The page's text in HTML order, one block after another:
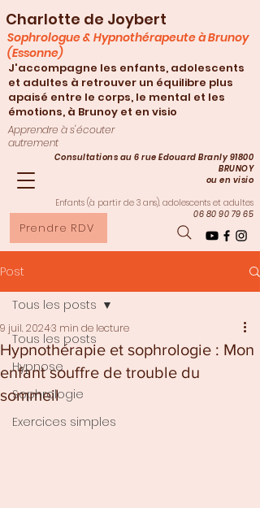
Charlotte de Joybert
Consultations au 6 rue Edouard Branly 91800
BRUNOY
ou en visio
Enfants (à partir de 3 ans), adolescents et adultes
06 80 90 79 65
Apprendre à s'écouter
autrement
Prendre RDV
Sophrologue & Hypnothérapeute à Brunoy
(Essonne)
J'accompagne les enfants, adolescents
et adultes à retrouver un équilibre plus
apaisé entre le corps, le mental et les
émotions, à Brunoy et en visio
Post
Tous les posts
Hypnose
Sophrologie
Exercices simples
Tous les posts
Hypnothérapie et sophrologie : Mon
enfant souffre de trouble du
sommeil
9 juil. 20243 min de lecture